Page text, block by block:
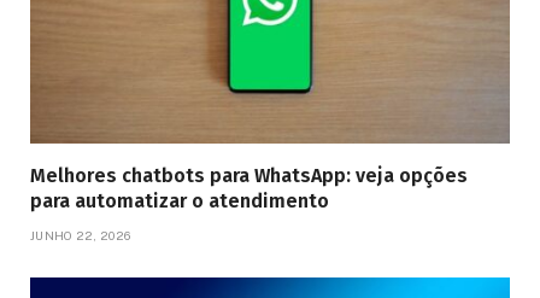
Melhores chatbots para WhatsApp: veja opções
para automatizar o atendimento
JUNHO 22, 2026